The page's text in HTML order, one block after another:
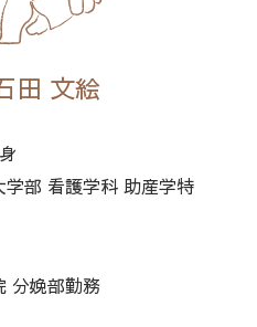
田 文絵
部 看護学科 助産学特
分娩部勤務